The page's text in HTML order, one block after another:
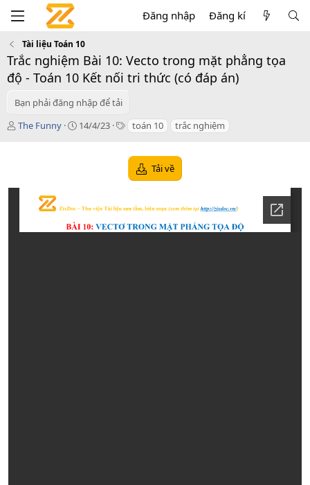
Đăng nhập Đăng kí
Tài liệu Toán 10
Trắc nghiệm Bài 10: Vecto trong mặt phẳng tọa
độ - Toán 10 Kết nối tri thức (có đáp án)
Bạn phải đăng nhập để tải
T
ả
The Funny
C
n
d
14/4/23
T
s
toán 10 trắc nghiệm
Tải về